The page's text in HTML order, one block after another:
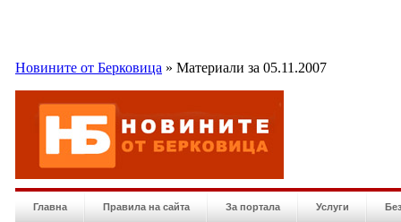
Новините от Берковица » Материали за 05.11.2007
Главна Правила на сайта За портала Услуги